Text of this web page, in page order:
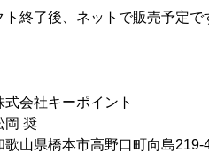
終了後、ネットで販売予定で
社キーポイント
奨
山県橋本市高野口町向島219-